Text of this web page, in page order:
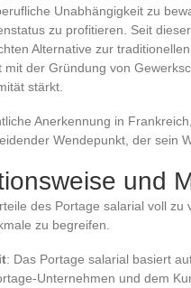
Unabhängigkeit zu
zu profitieren. Seit
Alternative zur
mit der Gründung von
stärkt.
Anerkennung in
Wendepunkt, der sein
und
des Portage salarial voll
zu begreifen.
: Das Portage salarial basiert
Unternehmen und dem